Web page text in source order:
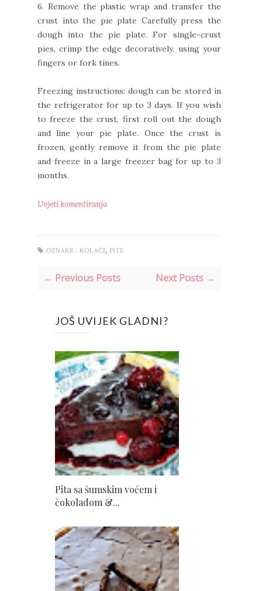
6. Remove the plastic wrap and transfer the
crust into the pie plate Carefully press the
dough into the pie plate. For single-crust
pies, crimp the edge decoratively, using your
fingers or fork tines.
Freezing instructions: dough can be stored in
the refrigerator for up to 3 days. If you wish
to freeze the crust, first roll out the dough
and line your pie plate. Once the crust is
frozen, gently remove it from the pie plate
and freeze in a large freezer bag for up to 3
months.
Uvjeti komentiranja
OZNAKE : KOLAČI, PITE
← Previous Posts Next Posts →
JOŠ UVIJEK GLADNI?
Pita sa šumskim voćem i
čokoladom &...